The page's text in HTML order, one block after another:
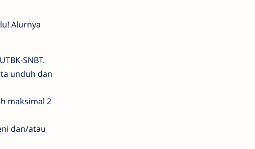
Alurnya
SNBT.
unduh dan
maksimal 2
dan/atau